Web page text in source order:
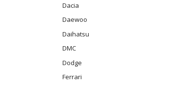
Dacia
Daewoo
Daihatsu
DMC
Dodge
Ferrari